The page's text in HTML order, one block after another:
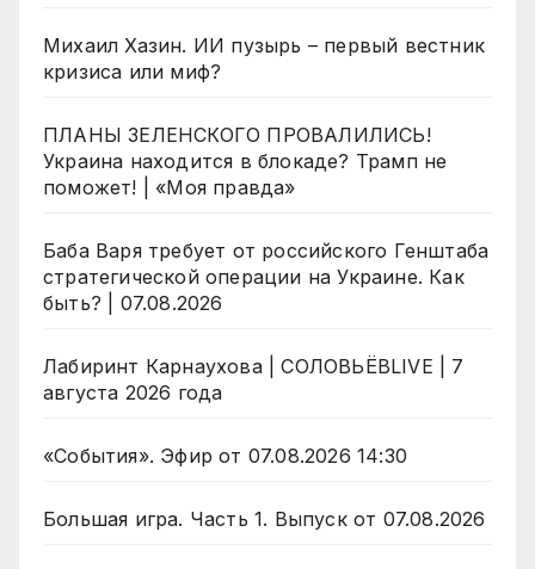
Михаил Хазин. ИИ пузырь – первый вестник
кризиса или миф?
ПЛАНЫ ЗЕЛЕНСКОГО ПРОВАЛИЛИСЬ!
Украина находится в блокаде? Трамп не
поможет! | «Моя правда»
Баба Варя требует от российского Генштаба
стратегической операции на Украине. Как
быть? | 07.08.2026
Лабиринт Карнаухова | СОЛОВЬЁВLIVE | 7
августа 2026 года
«События». Эфир от 07.08.2026 14:30
Большая игра. Часть 1. Выпуск от 07.08.2026